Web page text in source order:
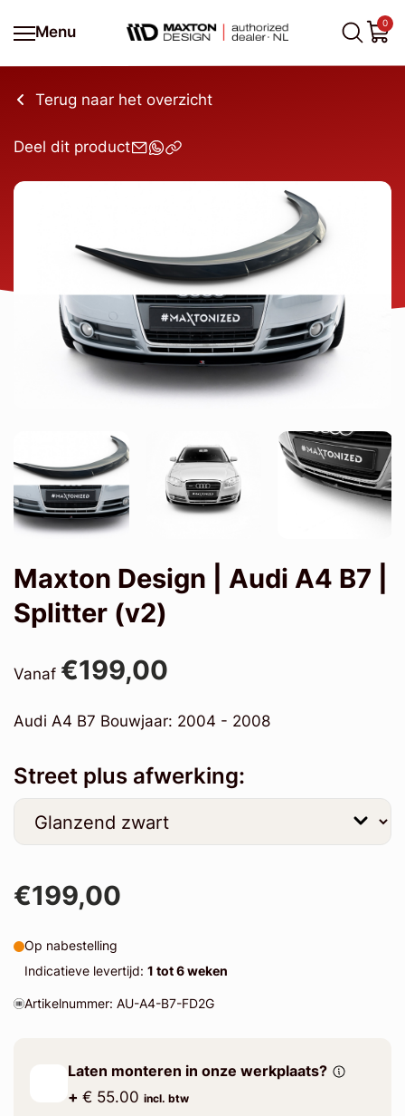
Menu
0
Terug naar het overzicht
Deel dit product
Maxton Design | Audi A4 B7 |
Splitter (v2)
Vanaf €199,00
Audi A4 B7 Bouwjaar: 2004 - 2008
Street plus afwerking:
€199,00
Op nabestelling
Indicatieve levertijd: 1 tot 6 weken
Artikelnummer: AU-A4-B7-FD2G
Laten monteren in onze werkplaats?
+ € 55.00 incl. btw